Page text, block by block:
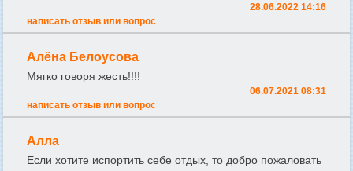
28.06.2022 14:16
написать отзыв или вопрос
Алёна Белоусова
Мягко говоря жесть!!!!
06.07.2021 08:31
написать отзыв или вопрос
Алла
Если хотите испортить себе отдых, то добро пожаловать